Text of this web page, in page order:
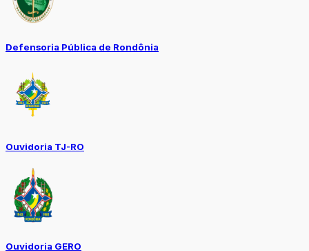
Defensoria Pública de Rondônia
Ouvidoria TJ-RO
Ouvidoria GERO